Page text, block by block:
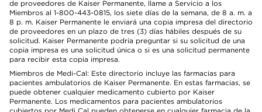
de proveedores de Kaiser Permanente, llame a Servicio a los
Miembros al 1-800-443-0815, los siete días de la semana, de 8 a. m. a
8 p. m. Kaiser Permanente le enviará una copia impresa del directorio
de proveedores en un plazo de tres (3) días hábiles después de su
solicitud. Kaiser Permanente podría preguntar si su solicitud de una
copia impresa es una solicitud única o si es una solicitud permanente
para recibir esta copia impresa.
Miembros de Medi-Cal: Este directorio incluye las farmacias para
pacientes ambulatorios de Kaiser Permanente. En estas farmacias, se
puede obtener cualquier medicamento cubierto por Kaiser
Permanente. Los medicamentos para pacientes ambulatorios